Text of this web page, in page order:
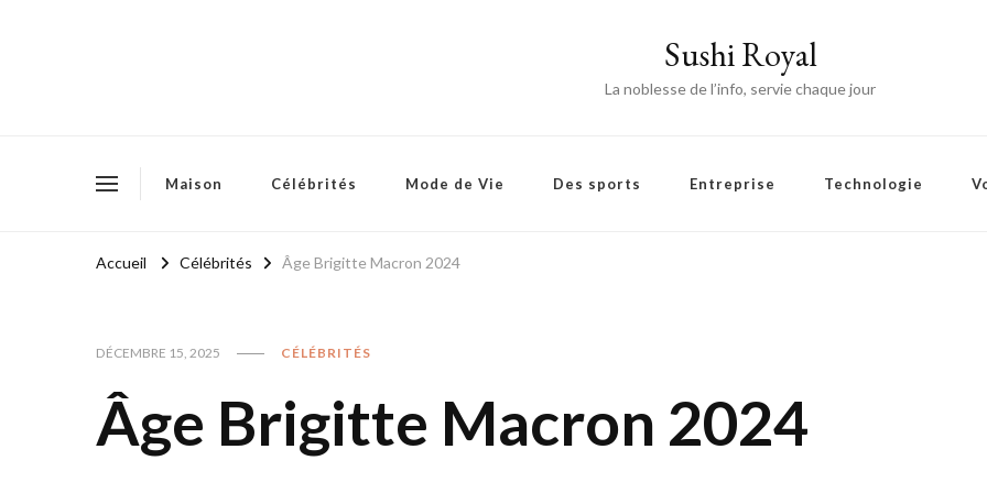
Sushi Royal
La noblesse de l’info, servie chaque jour
Maison Célébrités Mode de Vie Des sports Entreprise Technologie
Accueil Célébrités Âge Brigitte Macron 2024
DÉCEMBRE 15, 2025 CÉLÉBRITÉS
Âge Brigitte Macron 2024